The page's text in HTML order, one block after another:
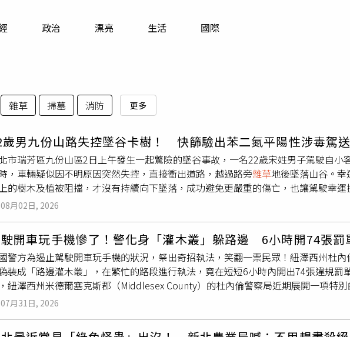
運勢
政治 漂亮 生活 國際
雜草 掃墓 消防 更多
歲男九份山路失控墜谷卡樹！ 快篩驗出苯二氮平陽性涉毒駕
市瑞芳區九份山區2日上午發生一起驚險的墜谷事故，一名22歲宋姓男子駕駛自小
，車輛疑似因不明原因突然失控，直接衝出道路，越過路旁雜草地後墜落山谷。
的樹木及植被阻擋，才沒有持續向下墜落，成功避免更嚴重的傷亡，也讓駕駛幸
午6時34分，接獲民眾報案後立即派遣瑞芳警分局金瓜石派出所員警及消防救護人
男子意識清楚，身體並無重大外傷，但精神狀況明顯異常，不僅眼神呆滯、動作遲
引起警方高度警覺。經警方向宋男說明相關程序，並取得本人同意及簽署唾液快篩
檢測結果顯示，宋男對苯二氮平類（Benzodiazepines）中樞神經抑制劑呈現陽性
反應遲鈍、注意力下降及判斷能力受影響，若在藥效作用期間駕駛車輛，將大幅
共危險罪將宋男帶回派出所製作筆錄，並進一步採集檢體送驗，以確認是否涉及毒
釐清事故真正原因。全案後續將依法移送基隆地檢署偵辦，等待檢驗結果及司法
物雖可能是醫師合法處方的鎮靜安眠或抗焦慮藥物，但服用後仍可能影響駕駛能
08月02日, 2026
開車玩手機慘了！警化身「灌木叢」躲路邊 6小時開74張罰
警方為遏止駕駛開車玩手機的狀況，祭出奇招執法，笑翻一票民眾！紐澤西州杜
裝成「路邊灌木叢」，在繁忙的路段進行執法，竟在短短6小時內開出74張違規罰
紐澤西州米德爾塞克斯郡（Middlesex County）的杜內倫警察局近期展開一項特
枝和 雜草，偽裝成路邊灌木叢；該名警員手持高倍率望遠鏡，在路邊觀察行經的
通知前方同仁臨檢開罰。警方表示，這個做法是要嚴格執行該州禁用的手持行動裝
州現行交通法規，駕駛於開車途中違規使用手持電話或行動裝置，首次違規即面臨美
07月31日, 2026